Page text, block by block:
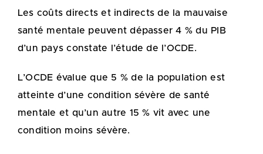
Les coûts directs et indirects de la mauvaise
santé mentale peuvent dépasser 4 % du PIB
d’un pays constate l’étude de l’OCDE.
L’OCDE évalue que 5 % de la population est
atteinte d’une condition sévère de santé
mentale et qu’un autre 15 % vit avec une
condition moins sévère.